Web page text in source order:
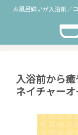
お風呂嫌いが入浴剤／
入浴前から
ネイチャー